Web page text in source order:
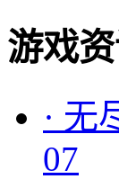
游戏
· 无
07